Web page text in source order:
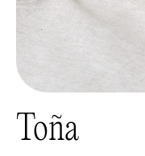
Toña